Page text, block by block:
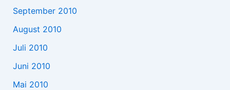
September 2010
August 2010
Juli 2010
Juni 2010
Mai 2010